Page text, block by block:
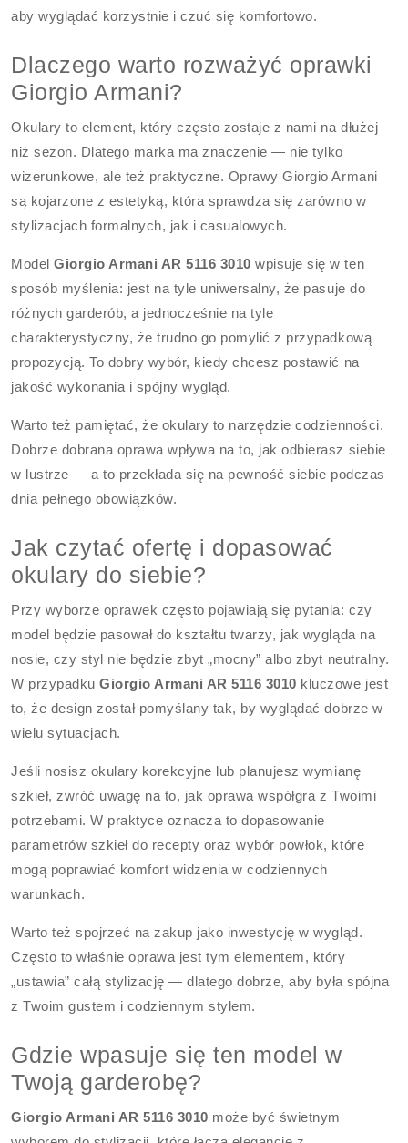
aby wyglądać korzystnie i czuć się komfortowo.
Dlaczego warto rozważyć oprawki
Giorgio Armani?
Okulary to element, który często zostaje z nami na dłużej
niż sezon. Dlatego marka ma znaczenie — nie tylko
wizerunkowe, ale też praktyczne. Oprawy Giorgio Armani
są kojarzone z estetyką, która sprawdza się zarówno w
stylizacjach formalnych, jak i casualowych.
ModelGiorgio Armani AR 5116 3010 wpisuje się w ten
sposób myślenia: jest na tyle uniwersalny, że pasuje do
różnych garderób, a jednocześnie na tyle
charakterystyczny, że trudno go pomylić z przypadkową
propozycją. To dobry wybór, kiedy chcesz postawić na
jakość wykonania i spójny wygląd.
Warto też pamiętać, że okulary to narzędzie codzienności.
Dobrze dobrana oprawa wpływa na to, jak odbierasz siebie
w lustrze — a to przekłada się na pewność siebie podczas
dnia pełnego obowiązków.
Jak czytać ofertę i dopasować
okulary do siebie?
Przy wyborze oprawek często pojawiają się pytania: czy
model będzie pasował do kształtu twarzy, jak wygląda na
nosie, czy styl nie będzie zbyt „mocny” albo zbyt neutralny.
W przypadkuGiorgio Armani AR 5116 3010 kluczowe jest
to, że design został pomyślany tak, by wyglądać dobrze w
wielu sytuacjach.
Jeśli nosisz okulary korekcyjne lub planujesz wymianę
szkieł, zwróć uwagę na to, jak oprawa współgra z Twoimi
potrzebami. W praktyce oznacza to dopasowanie
parametrów szkieł do recepty oraz wybór powłok, które
mogą poprawiać komfort widzenia w codziennych
warunkach.
Warto też spojrzeć na zakup jako inwestycję w wygląd.
Często to właśnie oprawa jest tym elementem, który
„ustawia” całą stylizację — dlatego dobrze, aby była spójna
z Twoim gustem i codziennym stylem.
Gdzie wpasuje się ten model w
Twoją garderobę?
Giorgio Armani AR 5116 3010 może być świetnym